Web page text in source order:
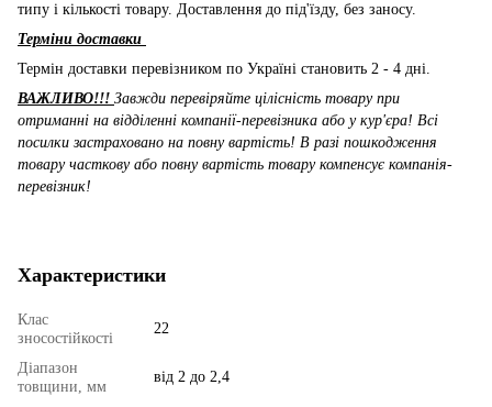
типу і кількості товару. Доставлення до під'їзду, без заносу.
Терміни доставки
Термін доставки перевізником по Україні становить 2 - 4 дні.
ВАЖЛИВО!!! Завжди перевіряйте цілісність товару при
отриманні на відділенні компанії-перевізника або у кур'єра! Всі
посилки застраховано на повну вартість! В разі пошкодження
товару часткову або повну вартість товару компенсує компанія-
перевізник!
Характеристики
Клас
зносостійкості
22
Діапазон
товщини, мм
від 2 до 2,4